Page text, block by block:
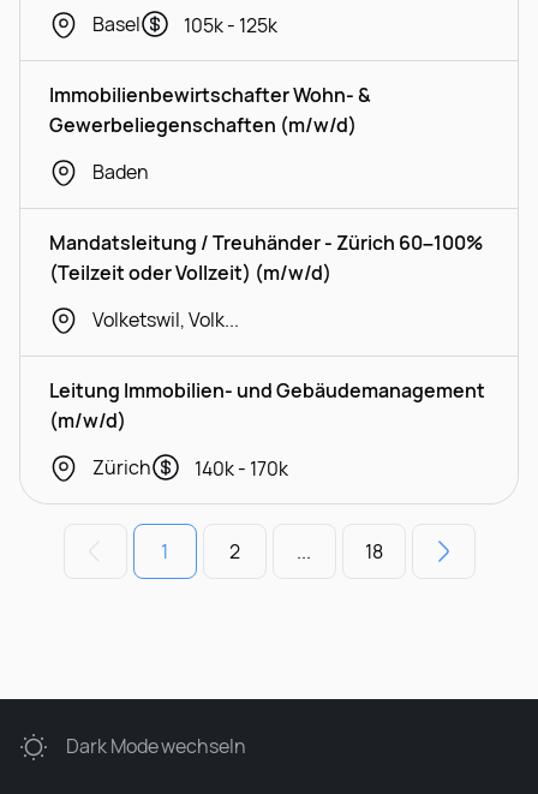
Basel
105k - 125k
Immobilienbewirtschafter Wohn- &
Gewerbeliegenschaften (m/w/d)
Baden
Mandatsleitung / Treuhänder - Zürich 60–100%
(Teilzeit oder Vollzeit) (m/w/d)
Volketswil, Volketswil
Leitung Immobilien- und Gebäudemanagement
(m/w/d)
Zürich
140k - 170k
1 2 ... 18
Dark Modewechseln